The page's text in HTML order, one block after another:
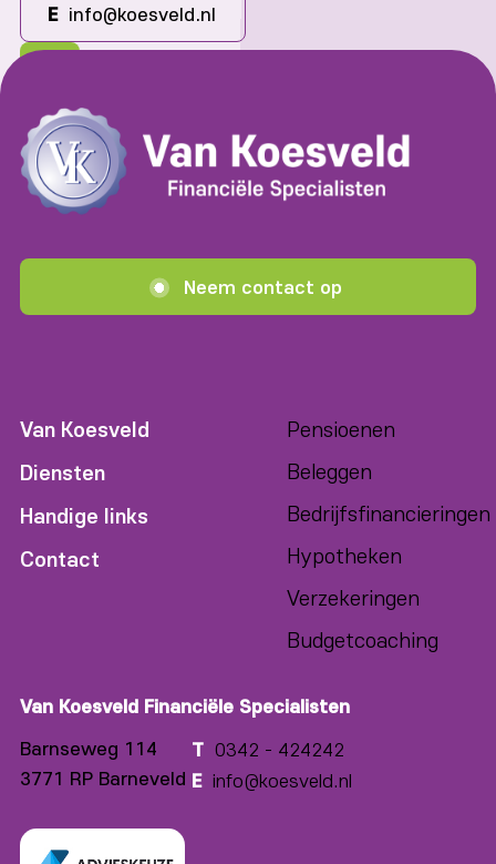
E info@koesveld.nl
Neem contact op
Van Koesveld
Diensten
Handige links
Contact
Pensioenen
Beleggen
Bedrijfsfinancieringen
Hypotheken
Verzekeringen
Budgetcoaching
Van Koesveld Financiële Specialisten
Barnseweg 114
3771 RP Barneveld
T 0342 - 424242
E info@koesveld.nl